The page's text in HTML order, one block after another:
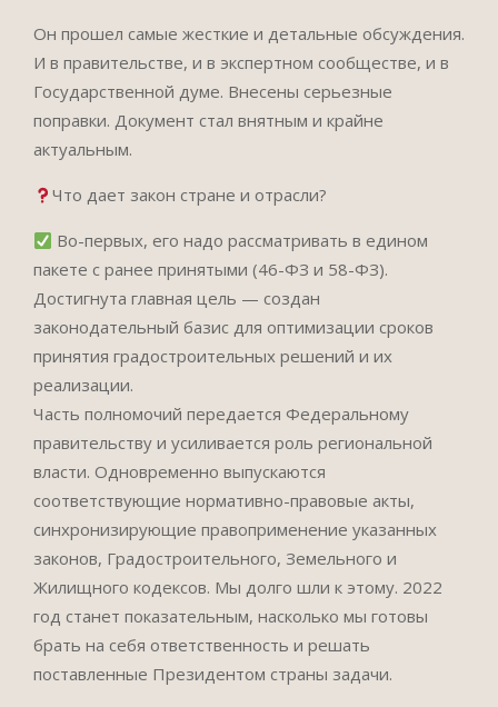
Он прошел самые жесткие и детальные обсуждения.
И в правительстве, и в экспертном сообществе, и в
Государственной думе. Внесены серьезные
поправки. Документ стал внятным и крайне
актуальным.
Что дает закон стране и отрасли?
Во-первых, его надо рассматривать в едином
пакете с ранее принятыми (46-ФЗ и 58-ФЗ).
Достигнута главная цель — создан
законодательный базис для оптимизации сроков
принятия градостроительных решений и их
реализации.
Часть полномочий передается Федеральному
правительству и усиливается роль региональной
власти. Одновременно выпускаются
соответствующие нормативно-правовые акты,
синхронизирующие правоприменение указанных
законов, Градостроительного, Земельного и
Жилищного кодексов. Мы долго шли к этому. 2022
год станет показательным, насколько мы готовы
брать на себя ответственность и решать
поставленные Президентом страны задачи.